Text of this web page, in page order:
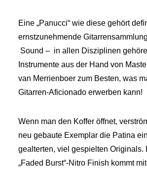
Eine „Panucci“ wie diese gehört
ernstzunehmende
Sound – in allen Disziplinen
Instrumente aus der Hand von
van Merrienboer zum Besten, was
Gitarren-Aficionado erwerben kann!
Wenn man den Koffer öffnet,
neu gebaute Exemplar die Patina
gealterten, viel gespielten Originals.
„Faded Burst“-Nitro Finish kommt